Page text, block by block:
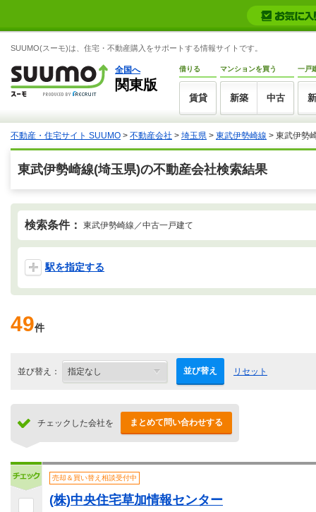
SUUMO(スーモ)は、住宅・不動産購入をサポートする情報サイトです。
全国へ
関東版
借りる
賃貸
マンションを買う
新築 中古
一戸
不動産・住宅サイト SUUMO > 不動産会社 > 埼玉県 > 東武伊勢崎線 > 東武伊勢
東武伊勢崎線(埼玉県)の不動産会社検索結果
検索条件： 東武伊勢崎線／中古一戸建て
駅を指定する
49件
並び替え： 並び替え リセット
チェックした会社を まとめて問い合わせする
売却＆買い替え相談受付中
(株)中央住宅草加情報センター